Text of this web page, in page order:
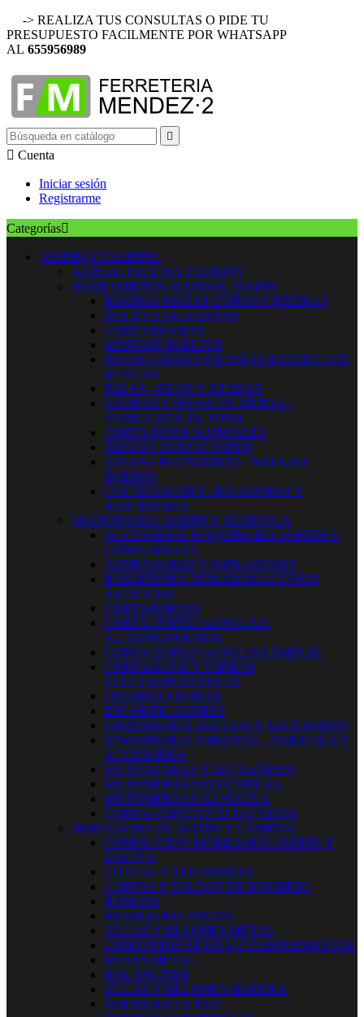
-> REALIZA TUS CONSULTAS O PIDE TU
PRESUPUESTO FACILMENTE POR WHATSAPP
AL 655956989

 Cuenta
Iniciar sesión
Registrarme
Categorías
JARDIN Y CAMPING
BARBACOA Y ACCESORIOS
HERRAMIENTA MANUAL JARDIN
HACHAS MAZAS CUÑAS Y PIEDRAS
HOCES Y GUADAÑAS
CORTARRAMAS
MANGOS SUELTOS
RECOGEDORES ESCOBAS RASTRILLOS
HORCAS
PALAS - PICOS Y AZADAS
SIERRAS Y HOJAS DE SIERRA -
SERRUCHOS DE PODA
CORTASETOS MANUALES
TIJERAS CORTACESPED
TIJERAS PODADORAS - NAVAJAS
INJERTO
CULTIVADORES - BINADORES Y
AIREADORES
MAQUINARIA JARDIN Y AGRICOLA
ACCESORIOS MAQUINARIA JARDIN Y
CONSUMIBLES
ASPIRADORES Y SOPLADORES
BARREDORA PEINADORA CESPED
ARTIFICIAL
CORTABORDES
CORTACESPED GASOLINA
AUTOPROPULSION
CORTACESPED GASOLINA EMPUJE
CORTASETOS Y TIJERAS
ELECTROPORTATILES
DESBROZADORAS
ESCARIFICADORES
LIMPIADORES PRESION Y ACCESORIOS
MAQUINARIA FORESTAL - AGRICOLA Y
ACCESORIOS
MOTOAZADAS Y ACCESORIOS
MOTOSIERRAS ELECTRICAS
MOTOSIERRAS GASOLINA
CORTACESPEDES ELECTRICOS
MOBILIARIO DE JARDIN Y CAMPING
CONFECCION MOBILIARIO JARDÍN Y
PISCINA
COJINES Y ALFOMBRAS
CARPAS Y TOLDOS DE SOMBREO
BANCOS
MOBILIARIO JARDIN
SILLAS Y SILLONES METAL
CONJUNTOS RESINA Y COMPLEMENTOS
MESAS METAL
BALANCINES
SILLAS Y SILLONES MADERA
PARASOLES Y PIES